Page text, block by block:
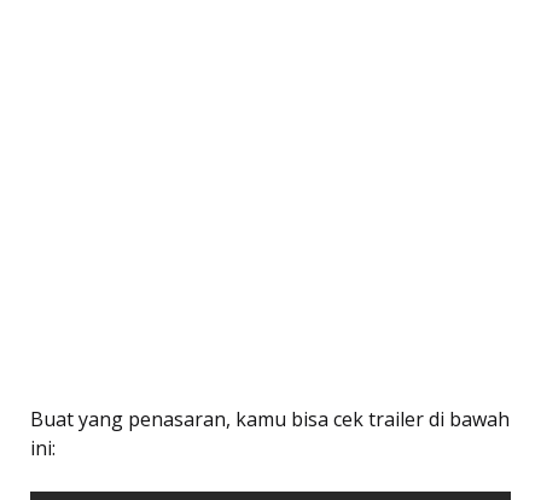
Buat yang penasaran, kamu bisa cek trailer di bawah
ini: